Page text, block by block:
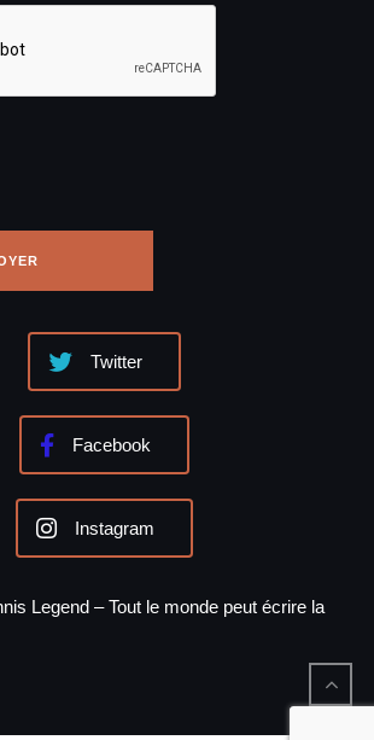
Twitter
Facebook
Instagram
Legend – Tout le monde peut écrire la